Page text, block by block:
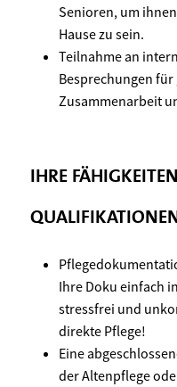
Senioren, um
Hause zu sein.
Teilnahme an
Besprechungen
Zusammenarbeit
IHRE
Ihre Doku einfach
stressfrei und
direkte Pflege!
Eine
der Altenpflege